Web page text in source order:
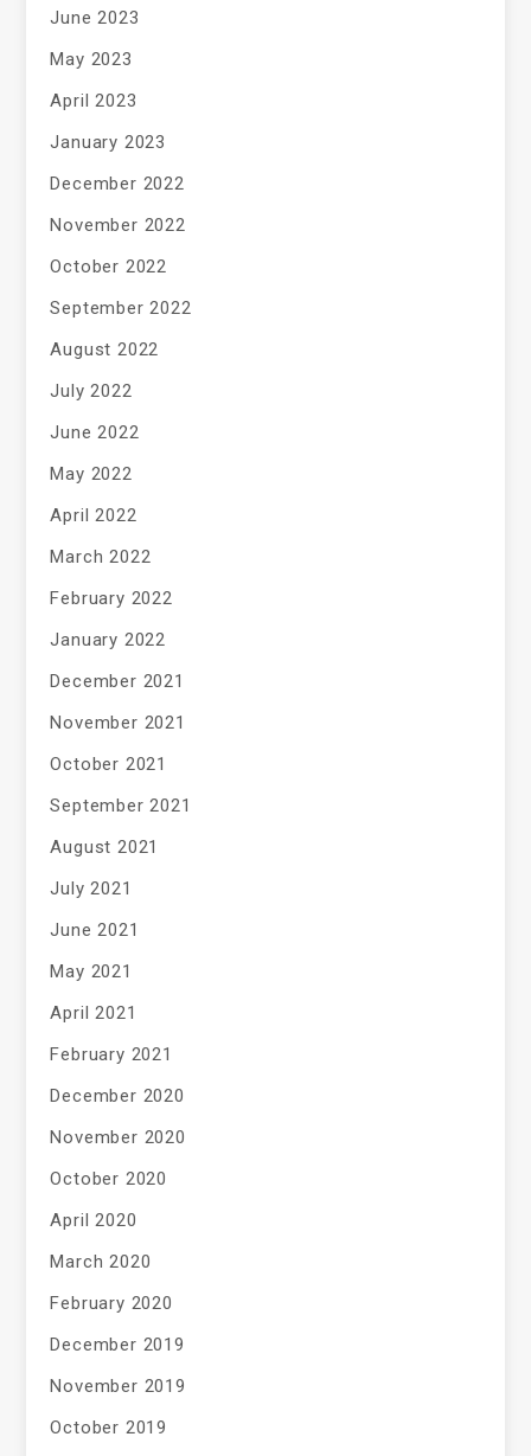
June 2023
May 2023
April 2023
January 2023
December 2022
November 2022
October 2022
September 2022
August 2022
July 2022
June 2022
May 2022
April 2022
March 2022
February 2022
January 2022
December 2021
November 2021
October 2021
September 2021
August 2021
July 2021
June 2021
May 2021
April 2021
February 2021
December 2020
November 2020
October 2020
April 2020
March 2020
February 2020
December 2019
November 2019
October 2019